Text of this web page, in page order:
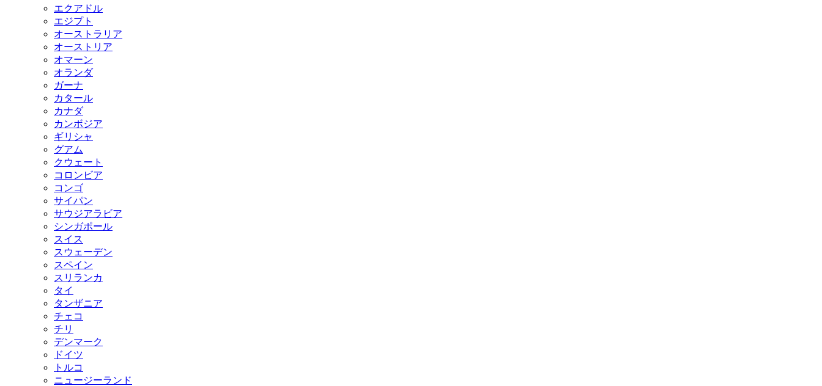
エクアドル
エジプト
オーストラリア
オーストリア
オマーン
オランダ
ガーナ
カタール
カナダ
カンボジア
ギリシャ
グアム
クウェート
コロンビア
コンゴ
サイパン
サウジアラビア
シンガポール
スイス
スウェーデン
スペイン
スリランカ
タイ
タンザニア
チェコ
チリ
デンマーク
ドイツ
トルコ
ニュージーランド